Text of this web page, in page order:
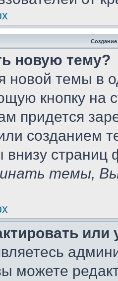
новую тему?
новой темы в
кнопку
придется
созданием
внизу
темы,
можете